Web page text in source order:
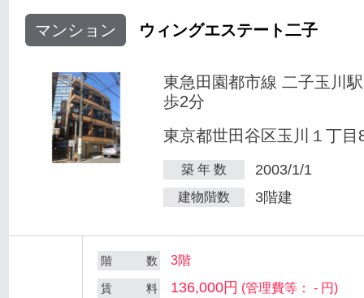
マンション ウィングエステート二子
東急田園都市線 二子玉川
歩2分
東京都世田谷区玉川１丁目
築 年 数 2003/1/1
建物階数 3階建
階 数 3階
賃 料 136,000円 (管理費等： - 円)